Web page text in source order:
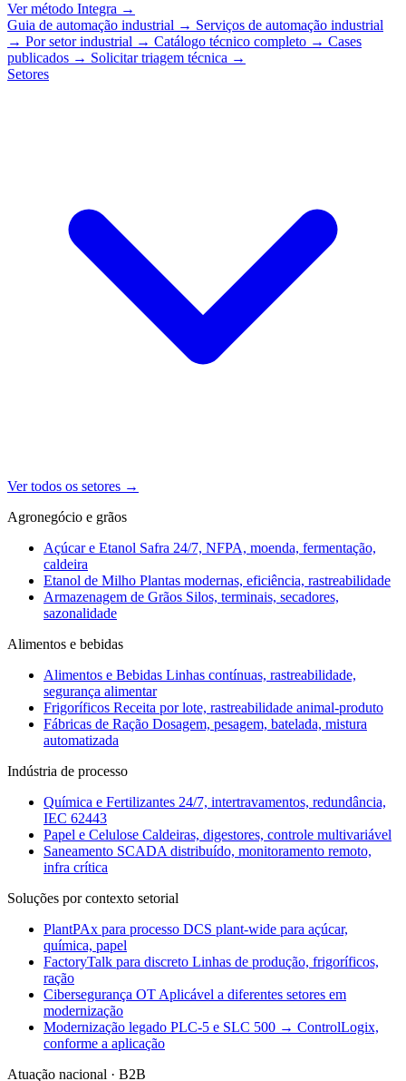
Ver método Integra →
Guia de automação industrial → Serviços de automação industrial
→ Por setor industrial → Catálogo técnico completo → Cases
publicados → Solicitar triagem técnica →
Setores
Ver todos os setores →
Agronegócio e grãos
Açúcar e Etanol Safra 24/7, NFPA, moenda, fermentação,
caldeira
Etanol de Milho Plantas modernas, eficiência, rastreabilidade
Armazenagem de Grãos Silos, terminais, secadores,
sazonalidade
Alimentos e bebidas
Alimentos e Bebidas Linhas contínuas, rastreabilidade,
segurança alimentar
Frigoríficos Receita por lote, rastreabilidade animal-produto
Fábricas de Ração Dosagem, pesagem, batelada, mistura
automatizada
Indústria de processo
Química e Fertilizantes 24/7, intertravamentos, redundância,
IEC 62443
Papel e Celulose Caldeiras, digestores, controle multivariável
Saneamento SCADA distribuído, monitoramento remoto,
infra crítica
Soluções por contexto setorial
PlantPAx para processo DCS plant-wide para açúcar,
química, papel
FactoryTalk para discreto Linhas de produção, frigoríficos,
ração
Cibersegurança OTAplicável a diferentes setores em
modernização
Modernização legado PLC-5 e SLC 500 → ControlLogix,
conforme a aplicação
Atuação nacional · B2B